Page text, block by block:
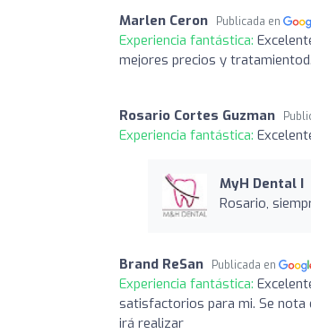
Marlen Ceron Publicada en
Experiencia fantástica:
mejores precios y tratamientod.
Rosario Cortes Guzman
Experiencia fantástica:
MyH Dental I
Rosario,
Brand ReSan Publicada en
Experiencia fantástica:
satisfactorios para mi. Se nota
irá realizar